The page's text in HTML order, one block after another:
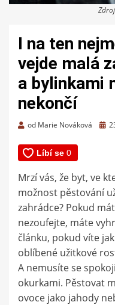
I na ten
vejde malá
a bylinkami
nekončí
od Marie Nováková
Mrzí vás, že byt, ve
možnost pěstování
zahrádce? Pokud
nezoufejte, máte
článku, pokud víte
oblíbené užitkové
A nemusíte se
okurkami. Pěstovat
ovoce jako jahody